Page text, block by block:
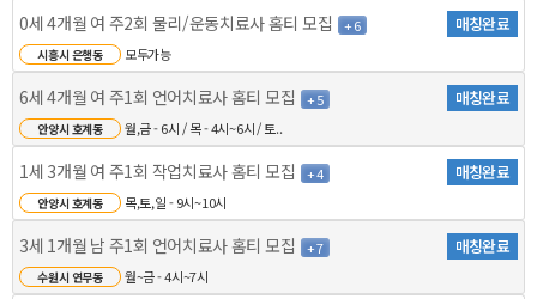
0세 4개월 여 주2회 물리/운동치료사 홈티 모집 + 6 매칭완료
시흥시 은행동 모두가능
6세 4개월 여 주1회 언어치료사 홈티 모집 + 5 매칭완료
안양시 호계동 월,금 - 6시 / 목 - 4시~6시 / 토..
1세 3개월 여 주1회 작업치료사 홈티 모집 + 4 매칭완료
안양시 호계동 목,토,일 - 9시~10시
3세 1개월 남 주1회 언어치료사 홈티 모집 + 7 매칭완료
수원시 연무동 월~금 - 4시~7시